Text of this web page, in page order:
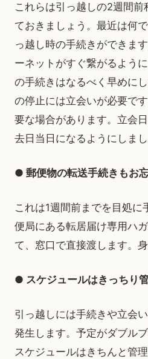
これらは引っ越しの2週間前
ておきましょう。最近は何
っ越し時の手続きができま
ーネットがすぐ繋がるよう
の手続きはなるべく早めに
の停止には立会いが必要で
要な場合があります。立会
去日当日になるようにしまし
● 郵便物の転送手続きもお
これは1週間前までを目処
便局にある転居届け専用ハ
て、窓口で直接渡します。
● スケジュールはきっちり
引っ越しには手続きや立会
発生します。予定がダブル
スケジュールはきちんと管